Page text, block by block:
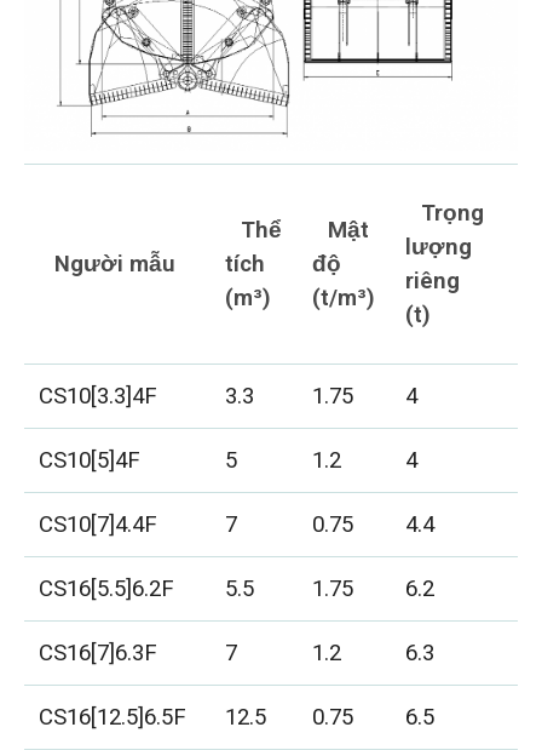
Người mẫu
Thể
tích
(m³)
Mật
độ
(t/m³)
Trọng
lượng
riêng
(t)
CS10[3.3]4F 3.3 1.75 4
CS10[5]4F
5 1.2 4
CS10[7]4.4F
7 0.75 4.4
CS16[5.5]6.2F
5.5 1.75 6.2
CS16[7]6.3F
7 1.2 6.3
CS16[12.5]6.5F
12.5 0.75 6.5